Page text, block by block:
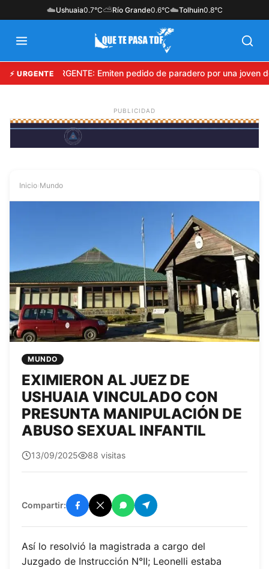
☁️Ushuaia0.7°C⛅Río Grande0.6°C☁️Tolhuin0.8°C
⚡ URGENTEURGENTE: Emiten pedido de paradero por una joven
Inicio Mundo
MUNDO
EXIMIERON AL JUEZ DE
USHUAIA VINCULADO CON
PRESUNTA MANIPULACIÓN DE
ABUSO SEXUAL INFANTIL
Edit0r
13/09/2025 88 visitas
Compartir:
Así lo resolvió la magistrada a cargo del
Juzgado de Instrucción N°II; Leonelli estaba